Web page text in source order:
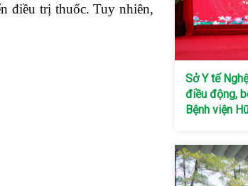
điều trị thuốc. Tuy nhiên,
Sở Y tế
điều động,
Bệnh viện